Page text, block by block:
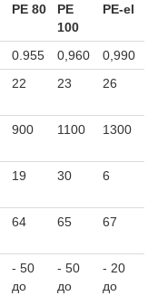
PE 80
PE
100
PE-el
0.955 0,960
0,990
22 23 26
900 1100 1300
19 30 6
64 65 67
- 50
до
- 50
до
- 20
до